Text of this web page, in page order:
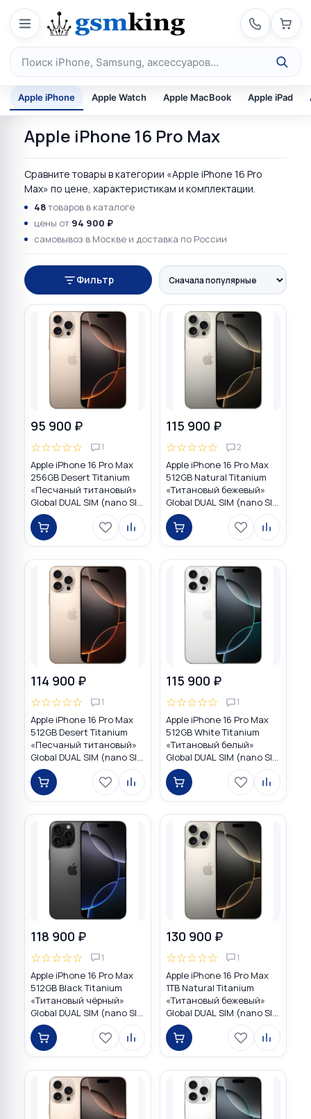
Перейти к содержимому
Поиск по каталогу
Apple iPhone Apple Watch Apple MacBook Apple iPad
Apple iPhone 16 Pro Max
Сравните товары в категории «Apple iPhone 16 Pro
Max» по цене, характеристикам и комплектации.
48товаров в каталоге
цены от 94 900 ₽
самовывоз в Москве и доставка по России
Фильтр
95 900 ₽
☆☆☆☆☆ 1
Apple iPhone 16 Pro Max
256GB Desert Titanium
«Песчаный титановый»
Global DUAL SIM (nano SIM
+ eSIM)
115 900 ₽
☆☆☆☆☆ 2
Apple iPhone 16 Pro Max
512GB Natural Titanium
«Tитановый бежевый»
Global DUAL SIM (nano SIM
+ eSIM)
114 900 ₽
☆☆☆☆☆ 1
Apple iPhone 16 Pro Max
512GB Desert Titanium
«Песчаный титановый»
Global DUAL SIM (nano SIM
+ eSIM)
115 900 ₽
☆☆☆☆☆ 1
Apple iPhone 16 Pro Max
512GB White Titanium
«Титановый белый»
Global DUAL SIM (nano SIM
+ eSIM)
118 900 ₽
☆☆☆☆☆ 1
Apple iPhone 16 Pro Max
512GB Black Titanium
«Титановый чёрный»
Global DUAL SIM (nano SIM
+ eSIM)
130 900 ₽
☆☆☆☆☆ 1
Apple iPhone 16 Pro Max
1TB Natural Titanium
«Tитановый бежевый»
Global DUAL SIM (nano SIM
+ eSIM)